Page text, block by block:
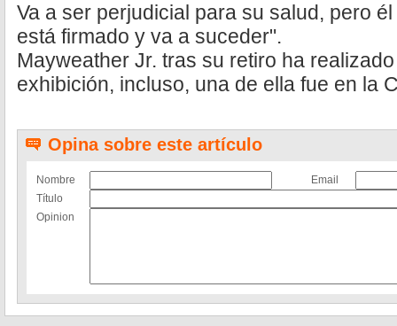
Va a ser perjudicial para su salud, pero
está firmado y va a suceder".
Mayweather Jr. tras su retiro ha
exhibición, incluso, una de ella fue en la
Opina sobre este artículo
Nombre
Email
Título
Opinion